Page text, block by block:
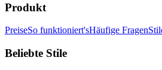
Produkt
PreiseSo funktioniert'sHäufige Fragen
Beliebte Stile